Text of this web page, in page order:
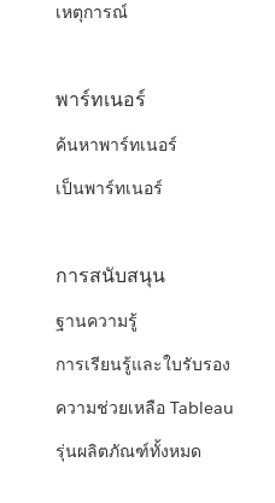
เหตุการณ์
พาร์ทเนอร์
ค้นหาพาร์ทเนอร์
เป็นพาร์ทเนอร์
การสนับสนุน
ฐานความรู้
การเรียนรู้และใบรับรอง
ความช่วยเหลือ Tableau
รุ่นผลิตภัณฑ์ทั้งหมด